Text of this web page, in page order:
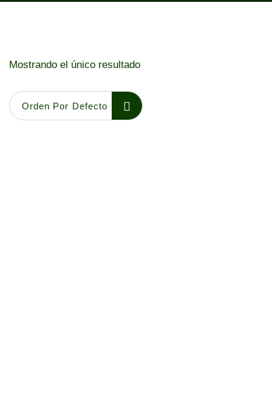
Mostrando el único resultado
Orden Por Defecto